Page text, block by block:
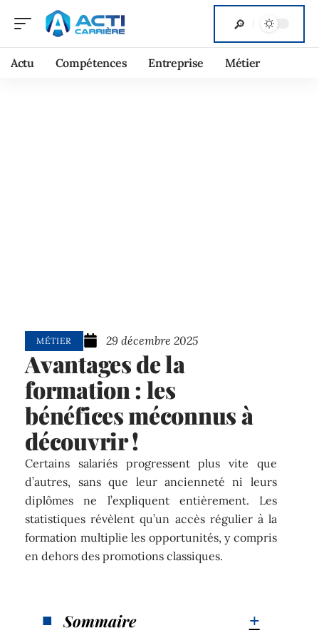
Actu Compétences Entreprise Métier
MÉTIER 29 décembre 2025
Avantages de la
formation : les
bénéfices méconnus à
découvrir !
Certains salariés progressent plus vite que
d’autres, sans que leur ancienneté ni leurs
diplômes ne l’expliquent entièrement. Les
statistiques révèlent qu’un accès régulier à la
formation multiplie les opportunités, y compris
en dehors des promotions classiques.
Sommaire